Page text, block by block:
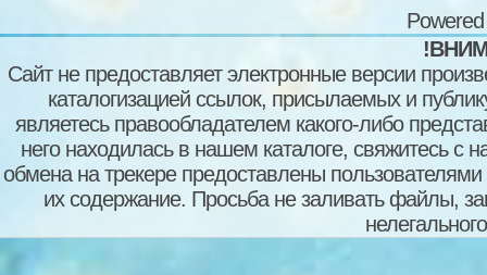
Сайт не предоставляет электронные версии
каталогизацией ссылок, присылаемых и
являетесь правообладателем какого-либо
него находилась в нашем каталоге, свяжитесь
обмена на трекере предоставлены пользователями
их содержание. Просьба не заливать файлы,